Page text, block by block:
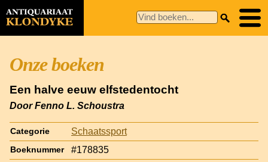
Onze boeken
Een halve eeuw elfstedentocht
Door Fenno L. Schoustra
Categorie Schaatssport
Boeknummer #178835